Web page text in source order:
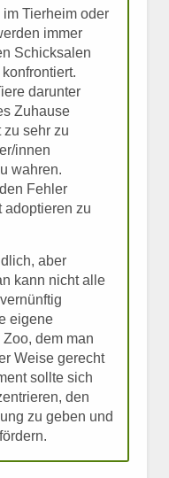
Tierheim oder
immer
Schicksalen
darunter
Zuhause
zu sehr zu
innen
wahren.
Fehler
adoptieren zu
aber
kann nicht alle
eigene
dem man
Weise gerecht
sollte sich
den
zu geben und